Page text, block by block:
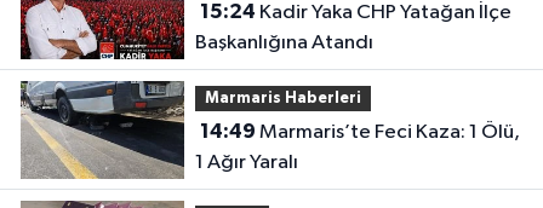
15:24
Başkanlığına Atandı
Marmaris Haberleri
14:49
1 Ağır Yaralı